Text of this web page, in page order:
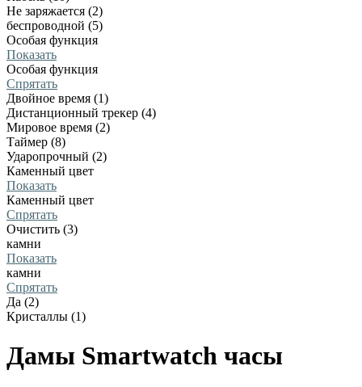
Не заряжается (2)
беспроводной (5)
Особая функция
Показать
Особая функция
Спрятать
Двойное время (1)
Дистанционный трекер (4)
Мировое время (2)
Таймер (8)
Ударопрочный (2)
Каменный цвет
Показать
Каменный цвет
Спрятать
Очистить (3)
камни
Показать
камни
Спрятать
Да (2)
Кристаллы (1)
Дамы Smartwatch часы